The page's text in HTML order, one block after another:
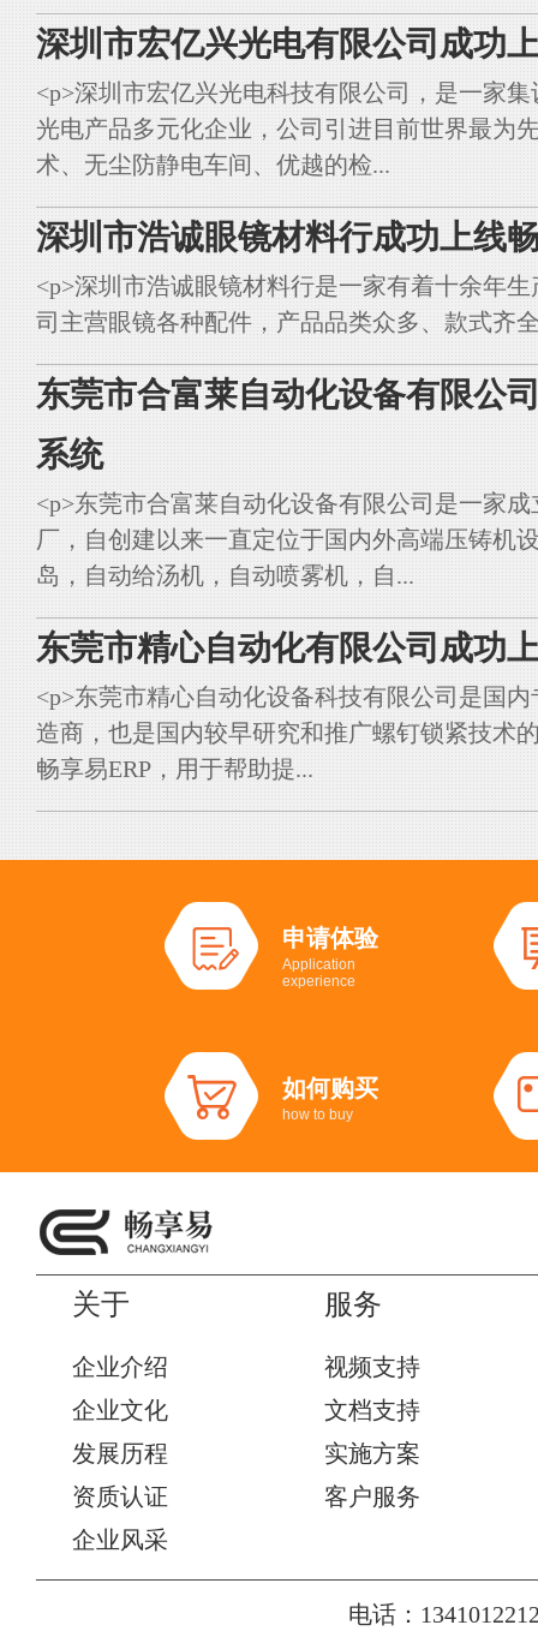
深圳市宏亿兴光电有限公司成功
<p>深圳市宏亿兴光电科技有限公司，是一家
光电产品多元化企业，公司引进目前世界最为
术、无尘防静电车间、优越的检...
深圳市浩诚眼镜材料行成功上线
<p>深圳市浩诚眼镜材料行是一家有着十余年
司主营眼镜各种配件，产品品类众多、款式齐
东莞市合富莱自动化设备有限公
系统
<p>东莞市合富莱自动化设备有限公司是一家
厂，自创建以来一直定位于国内外高端压铸机
岛，自动给汤机，自动喷雾机，自...
东莞市精心自动化有限公司成功
<p>东莞市精心自动化设备科技有限公司是国
造商，也是国内较早研究和推广螺钉锁紧技术
畅享易ERP，用于帮助提...
申请体验
Application
experience
如何购买
how to buy
关于
企业介绍
企业文化
发展历程
资质认证
企业风采
服务
视频支持
文档支持
实施方案
客户服务
电话：